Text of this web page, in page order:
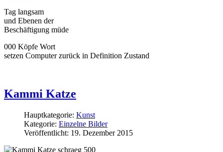
Tag langsam
und Ebenen der
Beschäftigung müde
000 Köpfe Wort
setzen Computer zurück in Definition Zustand
Kammi Katze
Hauptkategorie: Kunst
Kategorie: Einzelne Bilder
Veröffentlicht: 19. Dezember 2015